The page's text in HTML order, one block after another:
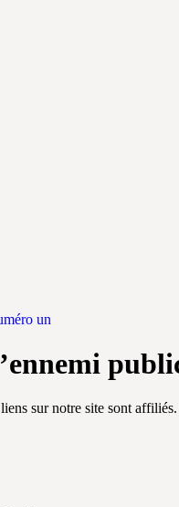
un
sur notre site sont